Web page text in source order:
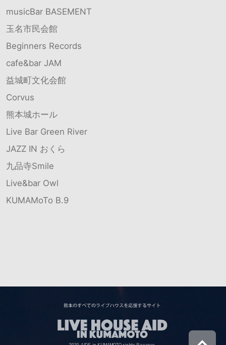
musicBar BASEMENT
玉名市民会館
Beginners Records
cafe&bar JAM
益城町文化会館
Corvus
熊本城ホール
Live Bar Green River
JAZZ IN おくら
九品寺Smile
Live&bar Owl
KUMAMoTo B.9